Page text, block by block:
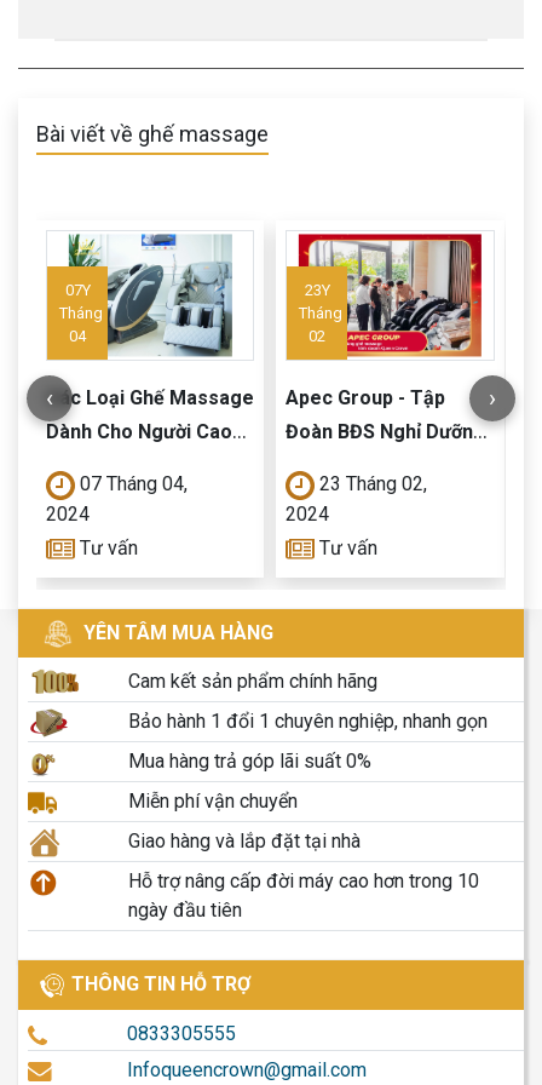
Bài viết về ghế massage
07Y
Tháng
04
Các Loại Ghế Massage
Dành Cho Người Cao
Tuổi Chất Lượng
07 Tháng 04,
2024
Tư vấn
23Y
Tháng
02
Apec Group - Tập
Đoàn BĐS Nghỉ Dưỡng
Lớn Nhất Việt Nam Đầu
Tư Ghế Massage Kinh
Doanh Hiện Đại Của
23 Tháng 02,
2024
Tư vấn
‹ ›
YÊN TÂM MUA HÀNG
Cam kết sản phẩm chính hãng
Bảo hành 1 đổi 1 chuyên nghiệp, nhanh gọn
Mua hàng trả góp lãi suất 0%
Miễn phí vận chuyển
Giao hàng và lắp đặt tại nhà
Hỗ trợ nâng cấp đời máy cao hơn trong 10
ngày đầu tiên
THÔNG TIN HỖ TRỢ
0833305555
Infoqueencrown@gmail.com